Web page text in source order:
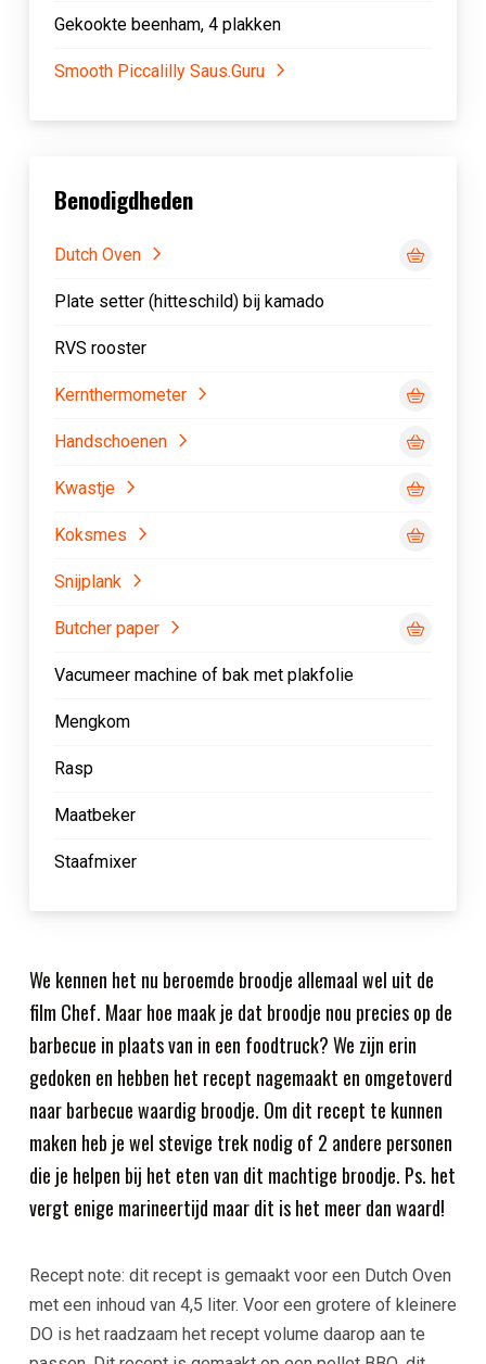
We kennen het nu beroemde broodje allemaal wel uit de
film Chef. Maar hoe maak je dat broodje nou precies op de
barbecue in plaats van in een foodtruck? We zijn erin
gedoken en hebben het recept nagemaakt en omgetoverd
naar barbecue waardig broodje. Om dit recept te kunnen
maken heb je wel stevige trek nodig of 2 andere personen
die je helpen bij het eten van dit machtige broodje. Ps. het
vergt enige marineertijd maar dit is het meer dan waard!
Recept note: dit recept is gemaakt voor een Dutch Oven
met een inhoud van 4,5 liter. Voor een grotere of kleinere
DO is het raadzaam het recept volume daarop aan te
Gekookte beenham, 4 plakken
Smooth Piccalilly Saus.Guru
Benodigdheden
Dutch Oven
Plate setter (hitteschild) bij kamado
RVS rooster
Kernthermometer
Handschoenen
Kwastje
Koksmes
Snijplank
Butcher paper
Vacumeer machine of bak met plakfolie
Mengkom
Rasp
Maatbeker
Staafmixer